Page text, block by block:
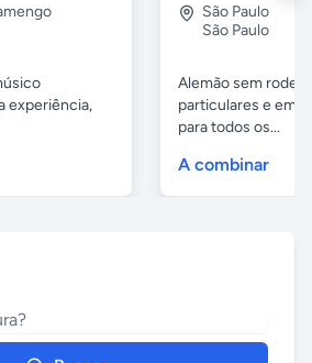
experiência,
São Paulo
São Paulo
Alemão sem
particulares e em
para todos os...
A combinar